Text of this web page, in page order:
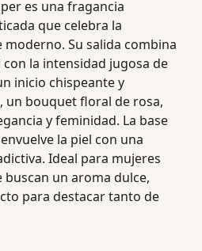
es una fragancia
que celebra la
Su salida combina
la intensidad jugosa de
inicio chispeante y
un bouquet floral de rosa,
y feminidad. La base
la piel con una
Ideal para mujeres
un aroma dulce,
para destacar tanto de